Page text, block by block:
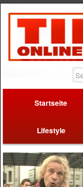
Startseite
Lifestyle